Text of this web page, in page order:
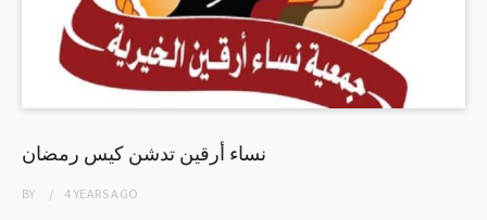
نساء أرقين تدشن كيس رمضان
BY 4 YEARSAGO